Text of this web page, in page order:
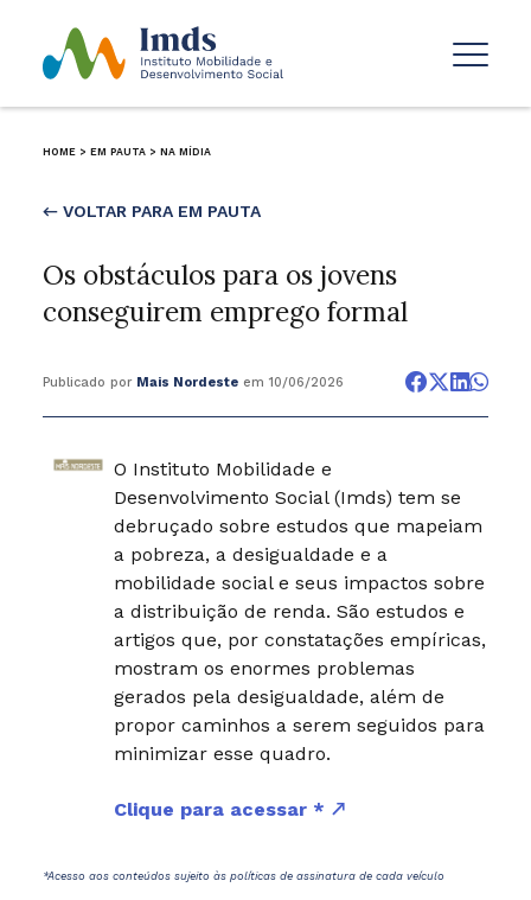
HOME > EM PAUTA > NA MÍDIA
← VOLTAR PARA EM PAUTA
Os obstáculos para os jovens
conseguirem emprego formal
Publicado por Mais Nordesteem 10/06/2026
O Instituto Mobilidade e
Desenvolvimento Social (Imds) tem se
debruçado sobre estudos que mapeiam
a pobreza, a desigualdade e a
mobilidade social e seus impactos sobre
a distribuição de renda. São estudos e
artigos que, por constatações empíricas,
mostram os enormes problemas
gerados pela desigualdade, além de
propor caminhos a serem seguidos para
minimizar esse quadro.
Clique para acessar *
*Acesso aos conteúdos sujeito às políticas de assinatura de cada veículo